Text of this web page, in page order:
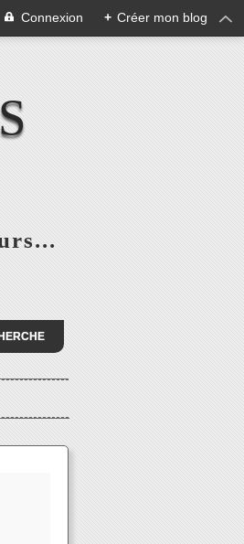
Connexion + Créer mon blog